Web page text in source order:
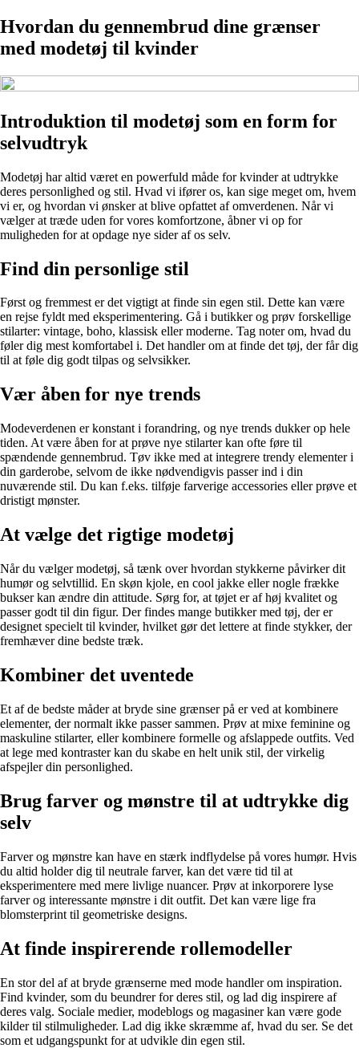
Hvordan du gennembrud dine grænser
med modetøj til kvinder
Introduktion til modetøj som en form for
selvudtryk
Modetøj har altid været en powerfuld måde for kvinder at udtrykke
deres personlighed og stil. Hvad vi ifører os, kan sige meget om, hvem
vi er, og hvordan vi ønsker at blive opfattet af omverdenen. Når vi
vælger at træde uden for vores komfortzone, åbner vi op for
muligheden for at opdage nye sider af os selv.
Find din personlige stil
Først og fremmest er det vigtigt at finde sin egen stil. Dette kan være
en rejse fyldt med eksperimentering. Gå i butikker og prøv forskellige
stilarter: vintage, boho, klassisk eller moderne. Tag noter om, hvad du
føler dig mest komfortabel i. Det handler om at finde det tøj, der får dig
til at føle dig godt tilpas og selvsikker.
Vær åben for nye trends
Modeverdenen er konstant i forandring, og nye trends dukker op hele
tiden. At være åben for at prøve nye stilarter kan ofte føre til
spændende gennembrud. Tøv ikke med at integrere trendy elementer i
din garderobe, selvom de ikke nødvendigvis passer ind i din
nuværende stil. Du kan f.eks. tilføje farverige accessories eller prøve et
dristigt mønster.
At vælge det rigtige modetøj
Når du vælger modetøj, så tænk over hvordan stykkerne påvirker dit
humør og selvtillid. En skøn kjole, en cool jakke eller nogle frække
bukser kan ændre din attitude. Sørg for, at tøjet er af høj kvalitet og
passer godt til din figur. Der findes mange butikker med tøj, der er
designet specielt til kvinder, hvilket gør det lettere at finde stykker, der
fremhæver dine bedste træk.
Kombiner det uventede
Et af de bedste måder at bryde sine grænser på er ved at kombinere
elementer, der normalt ikke passer sammen. Prøv at mixe feminine og
maskuline stilarter, eller kombinere formelle og afslappede outfits. Ved
at lege med kontraster kan du skabe en helt unik stil, der virkelig
afspejler din personlighed.
Brug farver og mønstre til at udtrykke dig
selv
Farver og mønstre kan have en stærk indflydelse på vores humør. Hvis
du altid holder dig til neutrale farver, kan det være tid til at
eksperimentere med mere livlige nuancer. Prøv at inkorporere lyse
farver og interessante mønstre i dit outfit. Det kan være lige fra
blomsterprint til geometriske designs.
At finde inspirerende rollemodeller
En stor del af at bryde grænserne med mode handler om inspiration.
Find kvinder, som du beundrer for deres stil, og lad dig inspirere af
deres valg. Sociale medier, modeblogs og magasiner kan være gode
kilder til stilmuligheder. Lad dig ikke skræmme af, hvad du ser. Se det
som et udgangspunkt for at udvikle din egen stil.